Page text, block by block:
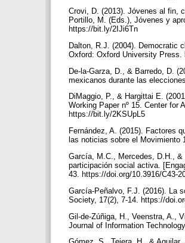
Crovi, D. (2013). Jóvenes al fin,
Portillo, M. (Eds.), Jóvenes y
https://bit.ly/2IJi6Tn
Dalton, R.J. (2004). Democratic
Oxford: Oxford University
De-la-Garza, D., & Barredo, D.
mexicanos durante las
DiMaggio, P., & Hargittai E.
Working Paper nº 15. Center for
https://bit.ly/2KSUpL5
Fernández, A. (2015). Factores
las noticias sobre el
García, M.C., Mercedes, D.H.,
participación social activa.
43. https://doi.org/10.3916/C43-
García-Peñalvo, F.J. (2016). La
Society, 17(2), 7-14. https://
Gil-de-Zúñiga, H., Veenstra, A.,
Journal of Information